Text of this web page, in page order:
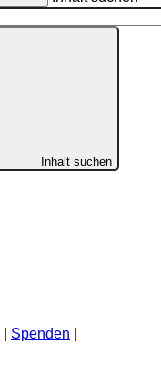
Inhalt suchen
Spenden